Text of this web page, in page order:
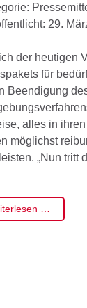
29.
der heutigen
für
Beendigung
alles in
möglichst
„Nun tritt
…